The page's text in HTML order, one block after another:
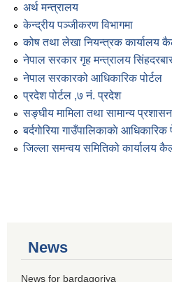
अर्थ मन्त्रालय
केन्द्रीय पञ्जीकरण विभागमा
कोष तथा लेखा नियन्त्रक कार्यालय
नेपाल सरकार गृह मन्त्रालय
नेपाल सरकारको आधिकारिक पोर्टल
प्रदेश पोर्टल ,७ नं. प्रदेश
सङ्घीय मामिला तथा सामान्य
बर्दगाेरिया गाउँपालिकाकाे
जिल्ला समन्वय समितिको कार्यालय
News
News for bardagoriya